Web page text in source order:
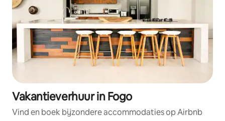
Vakantieverhuur in Fogo
Vind en boek bijzondere accommodaties op Airbnb